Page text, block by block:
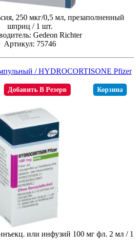
250 мкг/0,5 мл, презаполненный
шприц / 1 шт.
Gedeon Richter
Артикул: 75746
/ HYDROCORTISONE Pfizer
Добавить В Резерв Корзина
или инфузий 100 мг фл. 2 мл / 1